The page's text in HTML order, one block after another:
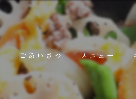
ごあいさつ メニュー
ランチ